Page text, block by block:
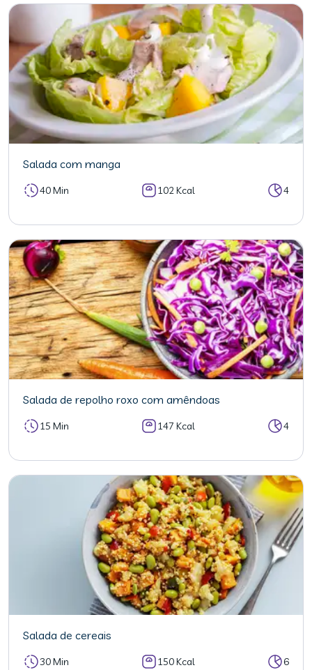
Salada com manga
40 Min 102 Kcal 4
Salada de repolho roxo com amêndoas
15 Min 147 Kcal 4
Salada de cereais
30 Min 150 Kcal 6